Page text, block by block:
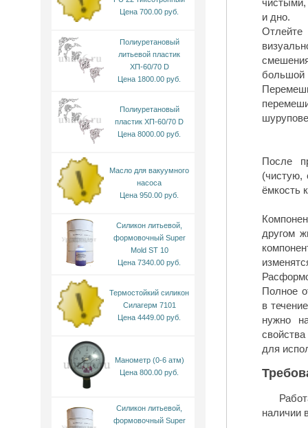
чистыми,
и дно.
большой
После
(чистую,
ёмкость
другом
Полное
в
нужно
для
наличии
Цена 700.00 руб.
Полиуретановый
литьевой пластик
ХП-60/70 D
Цена 1800.00 руб.
Полиуретановый
пластик ХП-60/70 D
Цена 8000.00 руб.
Масло для вакуумного
насоса
Цена 950.00 руб.
Силикон литьевой,
формовочный Super
Mold ST 10
Цена 7340.00 руб.
Термостойкий силикон
Силагерм 7101
Цена 4449.00 руб.
Манометр (0-6 атм)
Цена 800.00 руб.
Силикон литьевой,
формовочный Super